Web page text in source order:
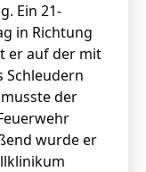
Ein 21-
in Richtung
er auf der mit
Schleudern
der
wurde er